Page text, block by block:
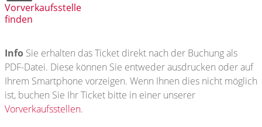
Vorverkaufsstelle
finden
Info Sie erhalten das Ticket direkt nach der Buchung als
PDF-Datei. Diese können Sie entweder ausdrucken oder auf
Ihrem Smartphone vorzeigen. Wenn Ihnen dies nicht möglich
ist, buchen Sie Ihr Ticket bitte in einer unserer
Vorverkaufsstellen.